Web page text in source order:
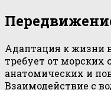
Адаптация к жизни
требует от
анатомических и
Взаимодействие с